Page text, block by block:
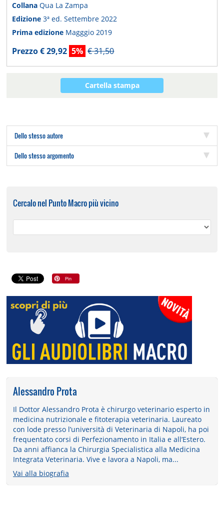
CollanaQua La Zampa
Edizione3ª ed. Settembre 2022
Prima edizione Magggio 2019
Prezzo € 29,92 5% € 31,50
Cartella stampa
Dello stesso autore
Dello stesso argomento
Cercalo nel Punto Macro più vicino
Alessandro Prota
Il Dottor Alessandro Prota è chirurgo veterinario esperto in
medicina nutrizionale e fitoterapia veterinaria. Laureato
con lode presso l’università di Veterinaria di Napoli, ha poi
frequentato corsi di Perfezionamento in Italia e all’Estero.
Da anni affianca la Chirurgia Specialistica alla Medicina
Integrata Veterinaria. Vive e lavora a Napoli, ma...
Vai alla biografia